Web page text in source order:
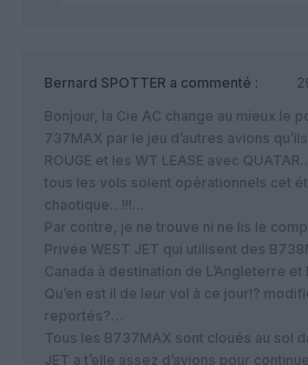
Bernard SPOTTER a commenté :
Bonjour, la Cie AC change au mieux le
737MAX par le jeu d’autres avions
ROUGE et les WT LEASE avec
tous les vols soient opérationnels cet
chaotique…!!!…
Par contre, je ne trouve ni ne lis le
Privée WEST JET qui utilisent des
Canada à destination de L’Angleterre et
Qu’en est il de leur vol à ce jour!?
reportés?…
Tous les B737MAX sont cloués au sol
JET a t’elle assez d’avions pour